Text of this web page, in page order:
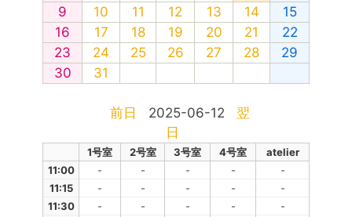
9
10 11 12 13 14
15
16
17 18 19 20 21
22
23
24 25 26 27 28
29
30
31
前日 2025-06-12
翌
日
1号室 2号室 3号室 4号室
atelier
11:00
- - - -
-
11:15
- - - -
-
11:30
- - - -
-